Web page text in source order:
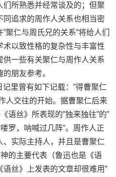
所熟悉并经常谈及的；但聚
追求的周作人关系也相当密
聚仁与周氏兄的关系”将给人们
以致性格的复杂性与丰富性
一些有关聚仁与周作人关系
朋友参考。
曾有如下记载：”得曹聚仁
人交往的开始。据曹聚仁后来
语丝》所表现的”独来独往”的”
罗，呐喊过几阵”。周作人正
实际主持人，并且是曹聚仁
的主要代表（鲁迅也是《语
丝》上发表的文章却很难用”